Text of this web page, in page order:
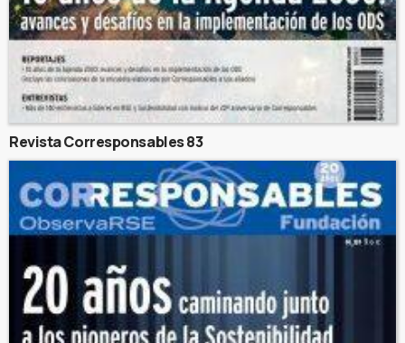
Revista Corresponsables 83